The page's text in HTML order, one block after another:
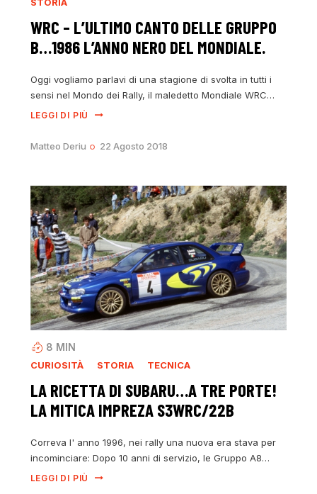
WRC – L’ULTIMO CANTO DELLE GRUPPO
B…1986 L’ANNO NERO DEL MONDIALE.
Oggi vogliamo parlavi di una stagione di svolta in tutti i
sensi nel Mondo dei Rally, il maledetto Mondiale WRC…
LEGGI DI PIÙ
Matteo Deriu 22 Agosto 2018
8 MIN
CURIOSITÀ STORIA TECNICA
LA RICETTA DI SUBARU…A TRE PORTE!
LA MITICA IMPREZA S3WRC/22B
Correva l' anno 1996, nei rally una nuova era stava per
incominciare: Dopo 10 anni di servizio, le Gruppo A8…
LEGGI DI PIÙ